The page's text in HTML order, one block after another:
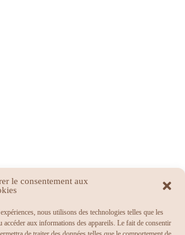
le consentement aux
nous utilisons des technologies telles que les
accéder aux informations des appareils. Le fait de consentir